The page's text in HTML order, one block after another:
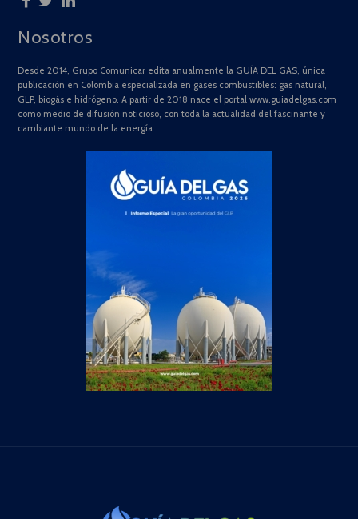
Nosotros
Desde 2014, Grupo Comunicar edita anualmente la GUÍA DEL GAS, única
publicación en Colombia especializada en gases combustibles: gas natural,
GLP, biogás e hidrógeno. A partir de 2018 nace el portal www.guiadelgas.com
como medio de difusión noticioso, con toda la actualidad del fascinante y
cambiante mundo de la energía.